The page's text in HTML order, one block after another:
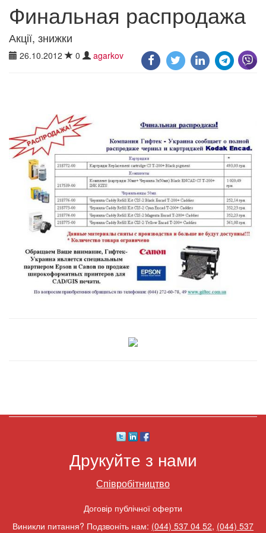
Финальная распродажа
Акції, знижки
26.10.2012 0 agarkov
Друкуйте з нами
Співробітництво
Договір публічної оферти
Виникли питання? Подзвоніть нам: (044) 537 04 52, (044) 537